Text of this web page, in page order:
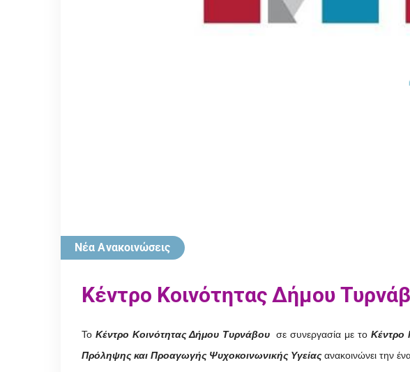
Νέα Ανακοινώσεις
Κέντρο Κοινότητας Δήμου
Το Κέντρο Κοινότητας Δήμου Τυρνάβουσε συνεργασία με το Κέντρο
Πρόληψης και Προαγωγής Ψυχοκοινωνικής Υγείαςανακοινώνει την